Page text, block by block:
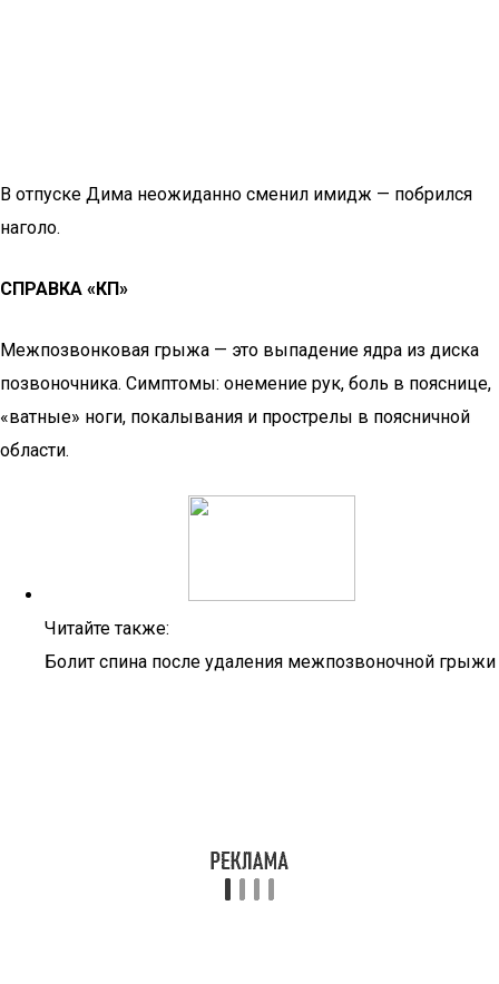
В отпуске Дима неожиданно сменил имидж — побрился
наголо.
СПРАВКА «КП»
Межпозвонковая грыжа — это выпадение ядра из диска
позвоночника. Симптомы: онемение рук, боль в пояснице,
«ватные» ноги, покалывания и прострелы в поясничной
области.
Читайте также:
Болит спина после удаления межпозвоночной грыжи